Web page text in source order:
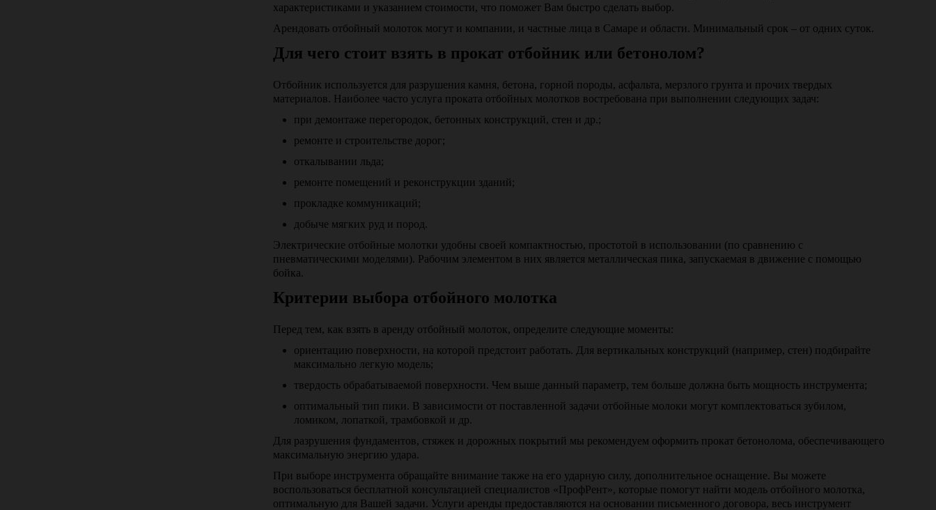
характеристиками и указанием стоимости, что поможет Вам быстро сделать выбор.
Арендовать отбойный молоток могут и компании, и частные лица в Самаре и области. Минимальный срок – от одних суток.
Для чего стоит взять в прокат отбойник или бетонолом?
Отбойник используется для разрушения камня, бетона, горной породы, асфальта, мерзлого грунта и прочих твердых
материалов. Наиболее часто услуга проката отбойных молотков востребована при выполнении следующих задач:
при демонтаже перегородок, бетонных конструкций, стен и др.;
ремонте и строительстве дорог;
откалывании льда;
ремонте помещений и реконструкции зданий;
прокладке коммуникаций;
добыче мягких руд и пород.
Электрические отбойные молотки удобны своей компактностью, простотой в использовании (по сравнению с
пневматическими моделями). Рабочим элементом в них является металлическая пика, запускаемая в движение с помощью
бойка.
Критерии выбора отбойного молотка
Перед тем, как взять в аренду отбойный молоток, определите следующие моменты:
ориентацию поверхности, на которой предстоит работать. Для вертикальных конструкций (например, стен) подбирайте
максимально легкую модель;
твердость обрабатываемой поверхности. Чем выше данный параметр, тем больше должна быть мощность инструмента;
оптимальный тип пики. В зависимости от поставленной задачи отбойные молоки могут комплектоваться зубилом,
ломиком, лопаткой, трамбовкой и др.
Для разрушения фундаментов, стяжек и дорожных покрытий мы рекомендуем оформить прокат бетонолома, обеспечивающего
максимальную энергию удара.
При выборе инструмента обращайте внимание также на его ударную силу, дополнительное оснащение. Вы можете
воспользоваться бесплатной консультацией специалистов «ПрофРент», которые помогут найти модель отбойного молотка,
оптимальную для Вашей задачи. Услуги аренды предоставляются на основании письменного договора, весь инструмент